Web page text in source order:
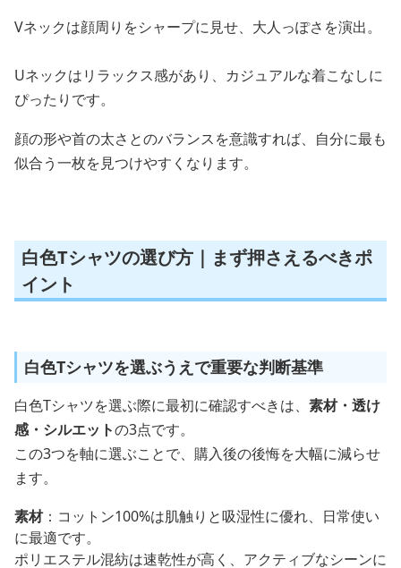
Vネックは顔周りをシャープに見せ、大人っぽさを演出。
Uネックはリラックス感があり、カジュアルな着こなしに
ぴったりです。
顔の形や首の太さとのバランスを意識すれば、自分に最も
似合う一枚を見つけやすくなります。
白色Tシャツの選び方｜まず押さえるべきポ
イント
白色Tシャツを選ぶうえで重要な判断基準
白色Tシャツを選ぶ際に最初に確認すべきは、 素材・透け
感・シルエットの3点です。
この3つを軸に選ぶことで、購入後の後悔を大幅に減らせ
ます。
素材：コットン100%は肌触りと吸湿性に優れ、日常使い
に最適です。
ポリエステル混紡は速乾性が高く、アクティブなシーンに